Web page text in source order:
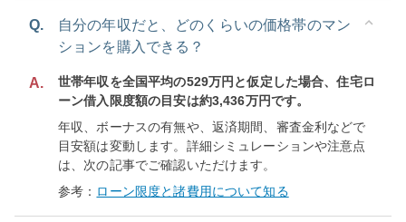
Q.
自分の年収だと、どのくらいの価格帯のマン
ションを購入できる？
A.
世帯年収を全国平均の529万円と仮定した場合、住宅ロ
ーン借入限度額の目安は約3,436万円です。
年収、ボーナスの有無や、返済期間、審査金利などで
目安額は変動します。詳細シミュレーションや注意点
は、次の記事でご確認いただけます。
参考： ローン限度と諸費用について知る